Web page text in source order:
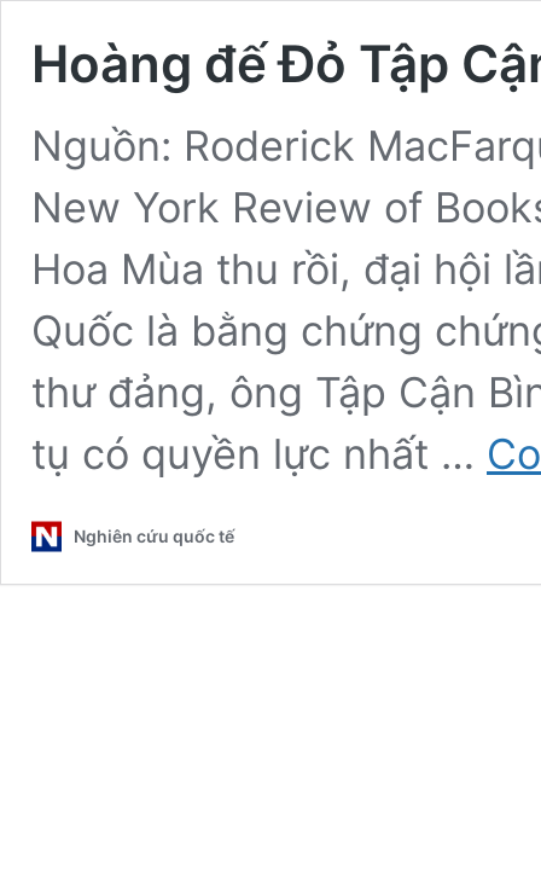
Hoàng đế Đỏ Tập
Nguồn: Roderick
New York Review of
Hoa Mùa thu rồi, đại hội
Quốc là bằng chứng
thư đảng, ông Tập Cận
tụ có quyền lực nhất …
Nghiên cứu quốc tế